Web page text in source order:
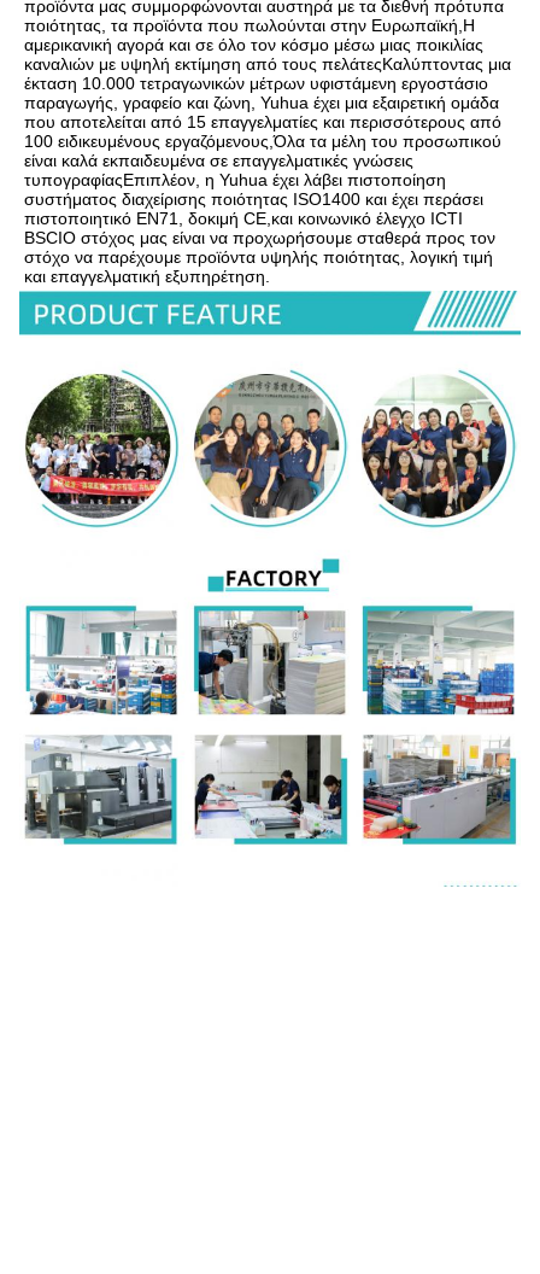
προϊόντα μας συμμορφώνονται αυστηρά με τα διεθνή πρότυπα
ποιότητας, τα προϊόντα που πωλούνται στην Ευρωπαϊκή,Η
αμερικανική αγορά και σε όλο τον κόσμο μέσω μιας ποικιλίας
καναλιών με υψηλή εκτίμηση από τους πελάτεςΚαλύπτοντας μια
έκταση 10.000 τετραγωνικών μέτρων υφιστάμενη εργοστάσιο
παραγωγής, γραφείο και ζώνη, Yuhua έχει μια εξαιρετική ομάδα
που αποτελείται από 15 επαγγελματίες και περισσότερους από
100 ειδικευμένους εργαζόμενους,Όλα τα μέλη του προσωπικού
είναι καλά εκπαιδευμένα σε επαγγελματικές γνώσεις
τυπογραφίαςΕπιπλέον, η Yuhua έχει λάβει πιστοποίηση
συστήματος διαχείρισης ποιότητας ISO1400 και έχει περάσει
πιστοποιητικό EN71, δοκιμή CE,και κοινωνικό έλεγχο ICTI
BSCIΟ στόχος μας είναι να προχωρήσουμε σταθερά προς τον
στόχο να παρέχουμε προϊόντα υψηλής ποιότητας, λογική τιμή
και επαγγελματική εξυπηρέτηση.